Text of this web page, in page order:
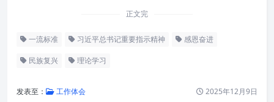
正文完
一流标准 习近平总书记重要指示精神 感恩奋进
民族复兴 理论学习
发表至： 工作体会 2025年12月9日